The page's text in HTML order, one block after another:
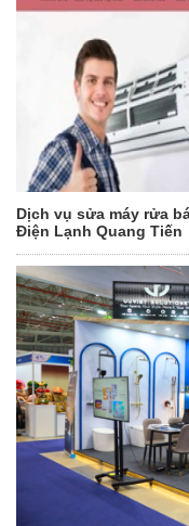
Dịch vụ sửa máy rửa
Điện Lạnh Quang Tiến